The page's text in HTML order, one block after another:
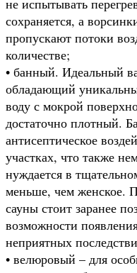
сохраняется, а
пропускают потоки
количестве;
• банный. Идеальный
обладающий
воду с мокрой
достаточно плотный.
антисептическое
участках, что также
нуждается в
меньше, чем женское.
сауны стоит заранее
возможности
неприятных
• велюровый – для